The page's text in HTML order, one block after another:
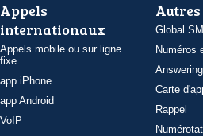
Appels
internationaux
Appels mobile ou sur ligne
fixe
app iPhone
app Android
VoIP
Global
Numéros
Carte
Rappel